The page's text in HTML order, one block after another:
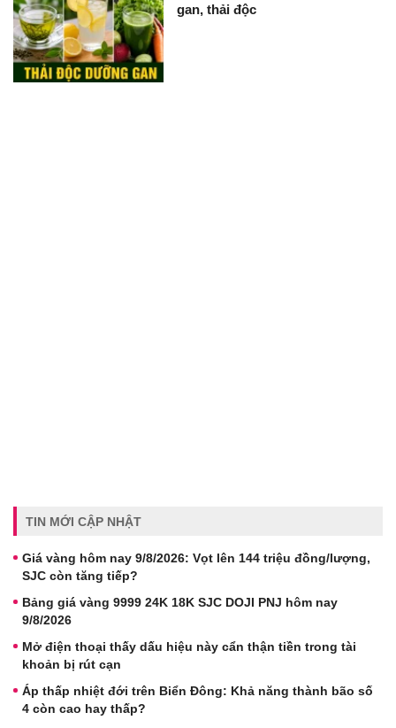
gan, thải độc
TIN MỚI CẬP NHẬT
Giá vàng hôm nay 9/8/2026: Vọt lên 144 triệu đồng/lượng,
SJC còn tăng tiếp?
Bảng giá vàng 9999 24K 18K SJC DOJI PNJ hôm nay
9/8/2026
Mở điện thoại thấy dấu hiệu này cẩn thận tiền trong tài
khoản bị rút cạn
Áp thấp nhiệt đới trên Biển Đông: Khả năng thành bão số
4 còn cao hay thấp?